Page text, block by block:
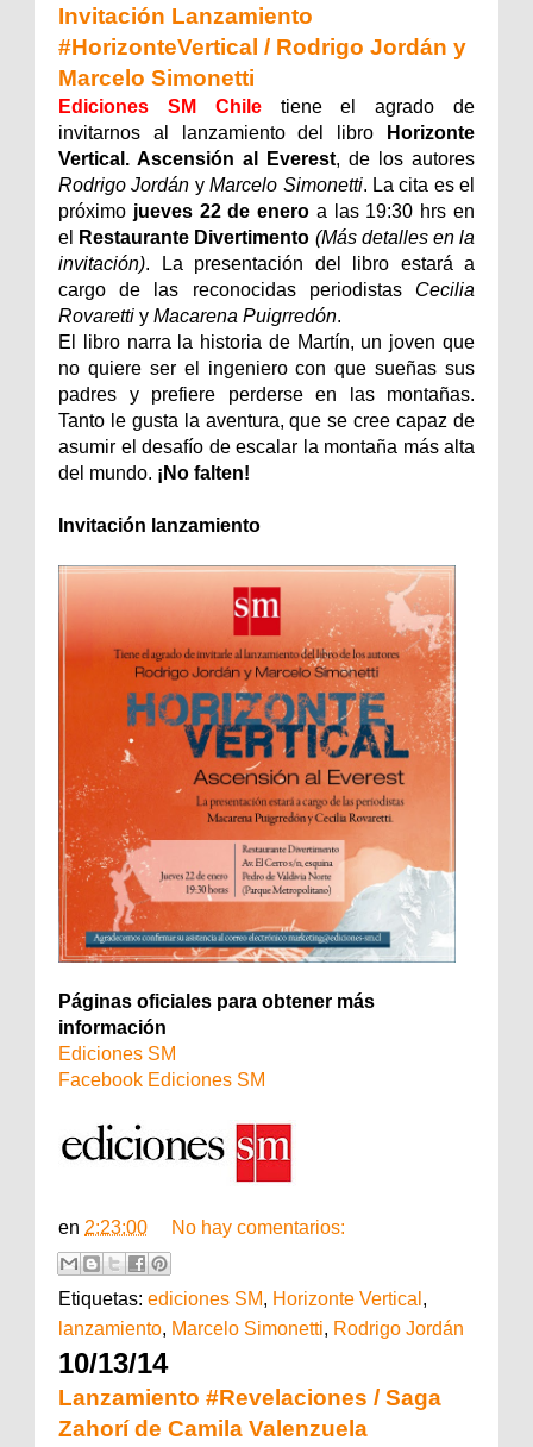
Invitación Lanzamiento
#HorizonteVertical / Rodrigo Jordán y
Marcelo Simonetti
Ediciones SM Chiletiene el agrado de
invitarnos al lanzamiento del libro
Horizonte
Vertical. Ascensión al Everest, de los autores
Rodrigo Jordán yMarcelo Simonetti. La cita es el
próximo jueves 22 de enero a las 19:30 hrs en
el
Restaurante Divertimento (Más detalles en la
invitación). La presentación del libro estará a
cargo de las reconocidas periodistas Cecilia
Rovaretti y Macarena Puigrredón.
El libro narra la historia de Martín, un joven que
no quiere ser el ingeniero con que sueñas sus
padres y prefiere perderse en las montañas.
Tanto le gusta la aventura, que se cree capaz de
asumir el desafío de escalar la montaña más alta
del mundo. ¡No falten!
Invitación lanzamiento
Páginas oficiales para obtener más
información
Ediciones SM
Facebook Ediciones SM
en 2:23:00 No hay comentarios:
Etiquetas: ediciones SM, Horizonte Vertical ,
lanzamiento, Marcelo Simonetti, Rodrigo Jordán
10/13/14
Lanzamiento #Revelaciones / Saga
Zahorí de Camila Valenzuela